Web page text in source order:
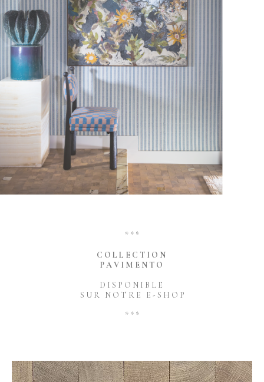
* * *
C O L L E C T I O N
P A V I M E N T O
D I S P O N I B L E
S U R N O T R E E - S H O P
* * *